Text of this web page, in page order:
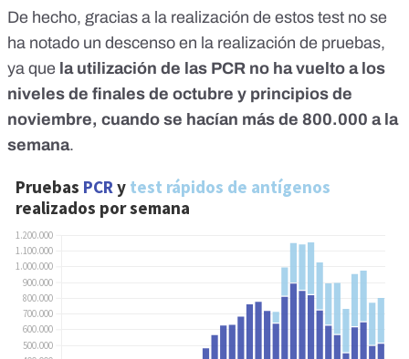
De hecho, gracias a la realización de estos test no se
ha notado un descenso en la realización de pruebas,
ya que la utilización de las PCR no ha vuelto a los
niveles de finales de octubre y principios de
noviembre, cuando se hacían más de 800.000 a la
semana.